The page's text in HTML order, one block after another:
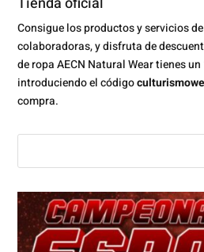
Consigue los productos y servicios
colaboradoras, y disfruta de
de ropa AECN Natural Wear tienes un
introduciendo el código
compra.